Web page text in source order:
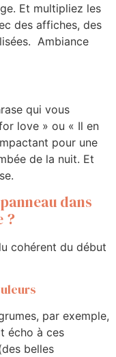
Et multipliez les
des affiches, des
Ambiance
qui vous
love » ou « Il en
pour une
de la nuit. Et
dans
?
cohérent du début
par exemple,
écho à ces
belles